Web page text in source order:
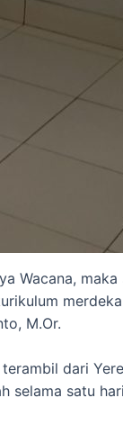
Wacana,
M.Or.
dari
selama satu